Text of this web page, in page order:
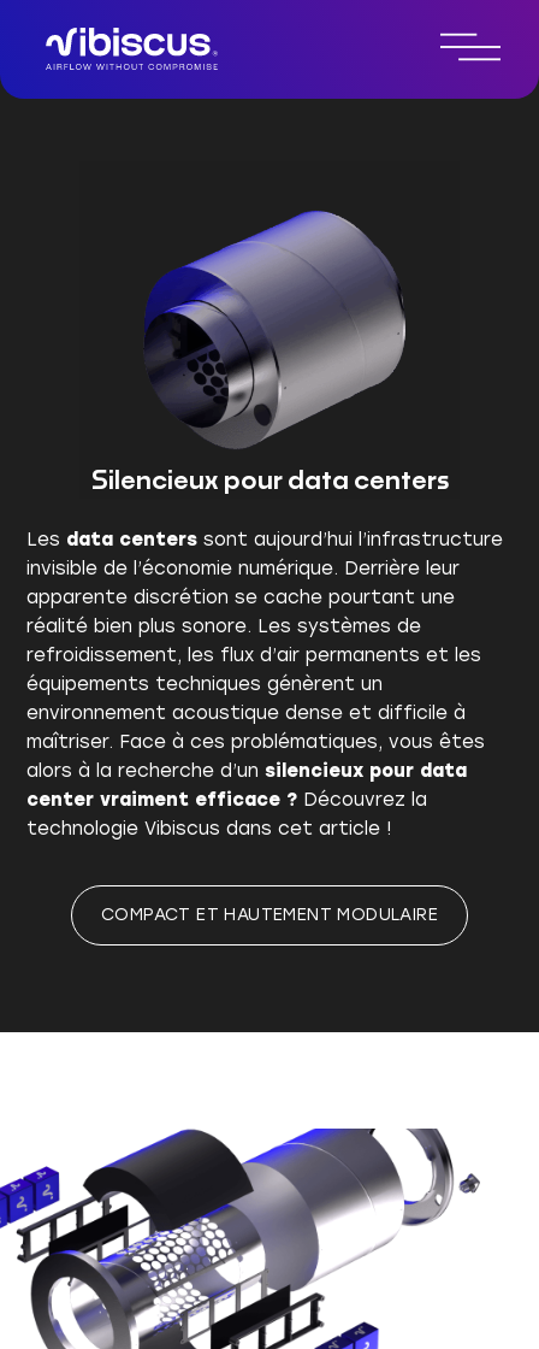
Silencieux pour data centers
Les data centers sont aujourd’hui l’infrastructure
invisible de l’économie numérique. Derrière leur
apparente discrétion se cache pourtant une
réalité bien plus sonore. Les systèmes de
refroidissement, les flux d’air permanents et les
équipements techniques génèrent un
environnement acoustique dense et difficile à
maîtriser. Face à ces problématiques, vous êtes
alors à la recherche d’unsilencieux pour data
center vraiment efficace ? Découvrez la
technologie Vibiscus dans cet article !
COMPACT ET HAUTEMENT MODULAIRE